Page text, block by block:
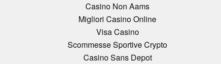
Casino Non Aams
Migliori Casino Online
Visa Casino
Scommesse Sportive Crypto
Casino Sans Depot